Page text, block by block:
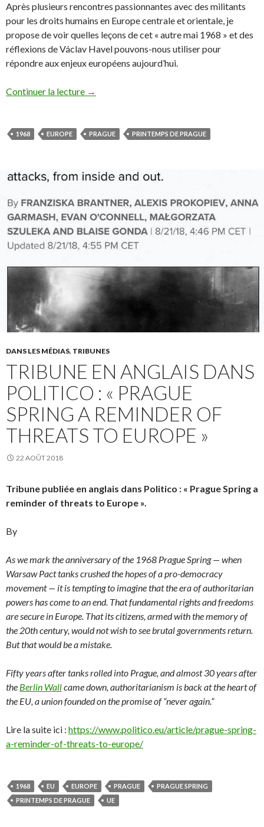
‪Après plusieurs rencontres passionnantes avec des militants
pour les droits humains en Europe centrale et orientale, je
propose de voir quelles leçons de cet « autre mai 1968 » et des
réflexions de Václav Havel pouvons-nous utiliser pour
répondre aux enjeux européens aujourd’hui.‬
Continuer la lecture →
1968 EUROPE PRAGUE PRINTEMPS DE PRAGUE
DANS LES MÉDIAS, TRIBUNES
TRIBUNE EN ANGLAIS DANS
POLITICO : « PRAGUE
SPRING A REMINDER OF
THREATS TO EUROPE »
22 AOÛT 2018
Tribune publiée en anglais dans Politico : « Prague Spring a
reminder of threats to Europe ».
By
As we mark the anniversary of the 1968 Prague Spring — when
Warsaw Pact tanks crushed the hopes of a pro-democracy
movement — it is tempting to imagine that the era of authoritarian
powers has come to an end. That fundamental rights and freedoms
are secure in Europe. That its citizens, armed with the memory of
the 20th century, would not wish to see brutal governments return.
But that would be a mistake.
Fifty years after tanks rolled into Prague, and almost 30 years after
the Berlin Wallcame down, authoritarianism is back at the heart of
the EU, a union founded on the promise of “never again.”
Lire la suite ici : https://www.politico.eu/article/prague-spring-
a-reminder-of-threats-to-europe/
1968 EU EUROPE PRAGUE
PRAGUE SPRING
PRINTEMPS DE PRAGUE
UE